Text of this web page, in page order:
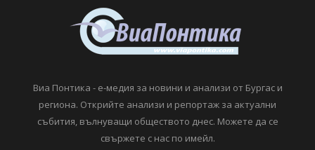
Виа Понтика - е-медия за новини и анализи от Бургас и
региона. Открийте анализи и репортаж за актуални
събития, вълнуващи обществото днес. Можете да се
свържете с нас по имейл.